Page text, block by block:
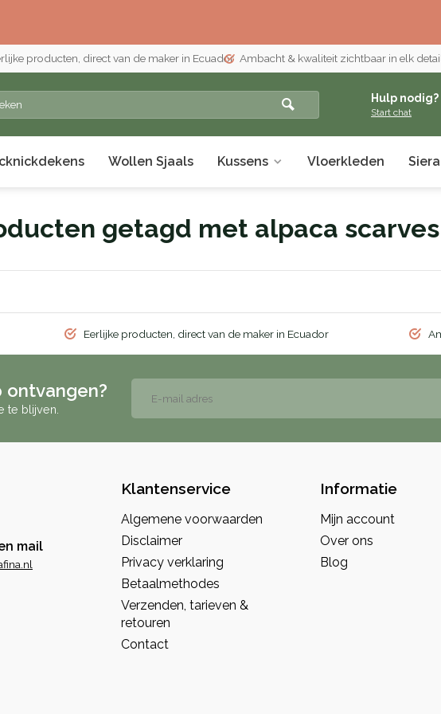
producten, direct van de maker in Ecuador Ambacht & kwaliteit zichtbaar in elk detail
Hulp nodig?
Start chat
Wollen Sjaals Kussens Vloerkleden
getagd met alpaca scarves
Eerlijke producten, direct van de maker in Ecuador
ontvangen?
te blijven.
mail
Klantenservice
Algemene voorwaarden
Disclaimer
Privacy verklaring
Betaalmethodes
Verzenden, tarieven &
retouren
Contact
Informatie
Mijn account
Over ons
Blog